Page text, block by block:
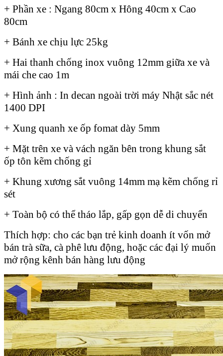
+ Phần xe : Ngang 80cm x Hông 40cm x Cao
80cm
+ Bánh xe chịu lực 25kg
+ Hai thanh chống inox vuông 12mm giữa xe và
mái che cao 1m
+ Hình ảnh : In decan ngoài trời máy Nhật sắc nét
1400 DPI
+ Xung quanh xe ốp fomat dày 5mm
+ Mặt trên xe và vách ngăn bên trong khung sắt
ốp tôn kẽm chống gỉ
+ Khung xương sắt vuông 14mm mạ kẽm chống rỉ
sét
+ Toàn bộ có thể tháo lắp, gấp gọn dễ di chuyển
Thích hợp: cho các bạn trẻ kinh doanh ít vốn mở
bán trà sữa, cà phê lưu động, hoặc các đại lý muốn
mở rộng kênh bán hàng lưu động